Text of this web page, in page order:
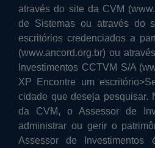
através do site da CVM
de Sistemas ou através do
escritórios credenciados a
(www.ancord.org.br) ou
Investimentos CCTVM S/A
XP Encontre um
cidade que deseja pesquisar.
da CVM, o Assessor de
administrar ou gerir o
Assessor de Investimentos